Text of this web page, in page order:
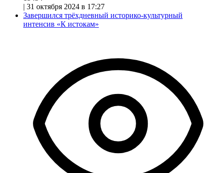
| 31 октября 2024 в 17:27
Завершился трёхдневный историко-культурный
интенсив «К истокам»